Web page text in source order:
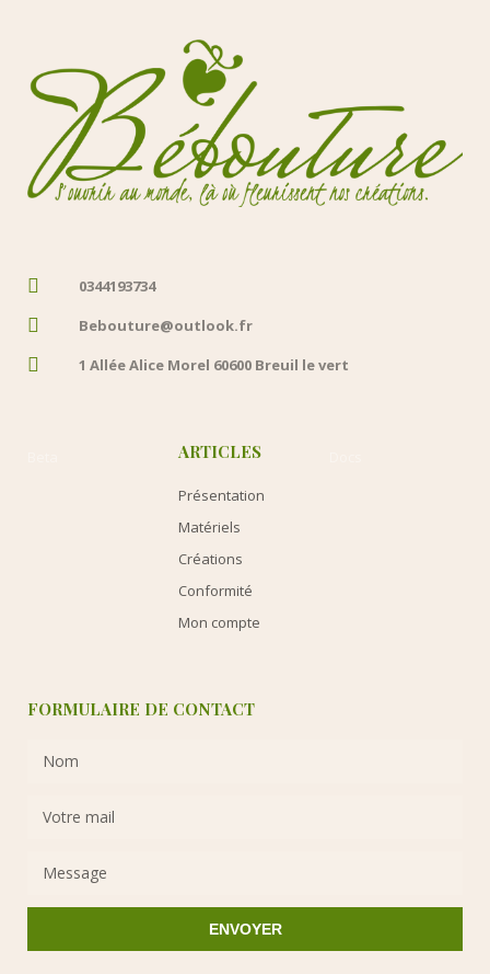
0344193734
Bebouture@outlook.fr
1 Allée Alice Morel 60600 Breuil le vert
ARTICLES
Présentation
Matériels
Créations
Conformité
Mon compte
FORMULAIRE DE CONTACT
ENVOYER